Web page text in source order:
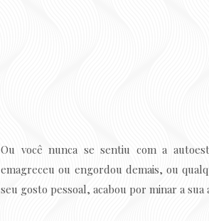
Ou você nunca se sentiu com a
emagreceu ou engordou demais, ou
seu gosto pessoal, acabou por minar a